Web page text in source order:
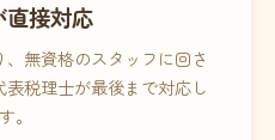
直接対応
無資格のスタッフに回さ
税理士が最後まで対応し
。